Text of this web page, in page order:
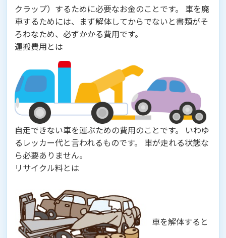
クラップ）するために必要なお金のことです。 車を廃
車するためには、まず解体してからでないと書類がそ
ろわなため、必ずかかる費用です。
運搬費用とは
自走できない車を運ぶための費用のことです。 いわゆ
るレッカー代と言われるものです。 車が走れる状態な
ら必要ありません。
リサイクル料とは
車を解体すると